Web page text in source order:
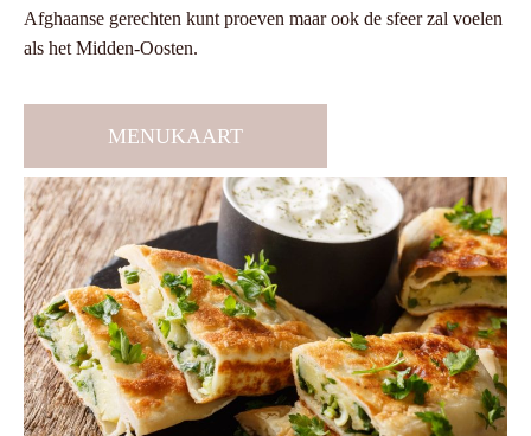
Afghaanse gerechten kunt proeven maar ook de sfeer zal voelen
als het Midden-Oosten.
MENUKAART